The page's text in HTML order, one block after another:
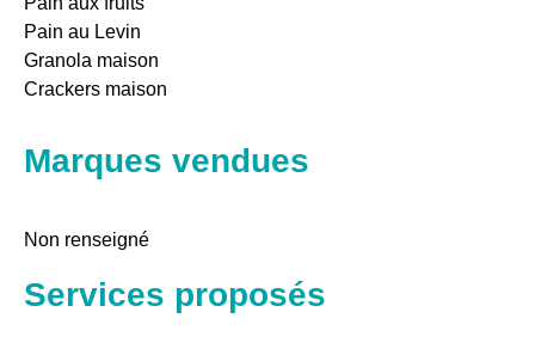
Pain au Levin
Granola maison
Crackers maison
Marques vendues
Non renseigné
Services proposés